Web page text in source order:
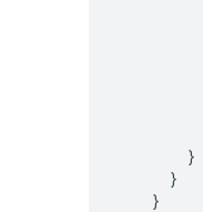
}
}
}